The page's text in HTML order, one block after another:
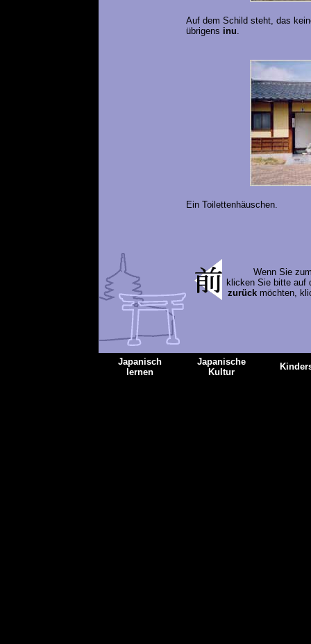
Auf dem Schild steht, das
übrigens inu.
Ein Toilettenhäuschen.
Wenn Sie
klicken Sie bitte auf
zurück möchten,
Japanisch
lernen
Japanische
Kultur